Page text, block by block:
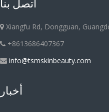
Xiangfu Rd, Dongguan,
+8613686407367
info@tsmskinbeauty.com
أخبار